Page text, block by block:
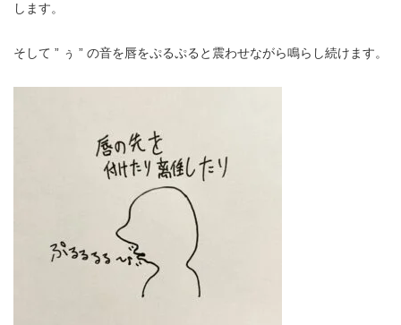
します。
そして ” ぅ ” の音を唇をぷるぷると震わせながら鳴らし続けます。